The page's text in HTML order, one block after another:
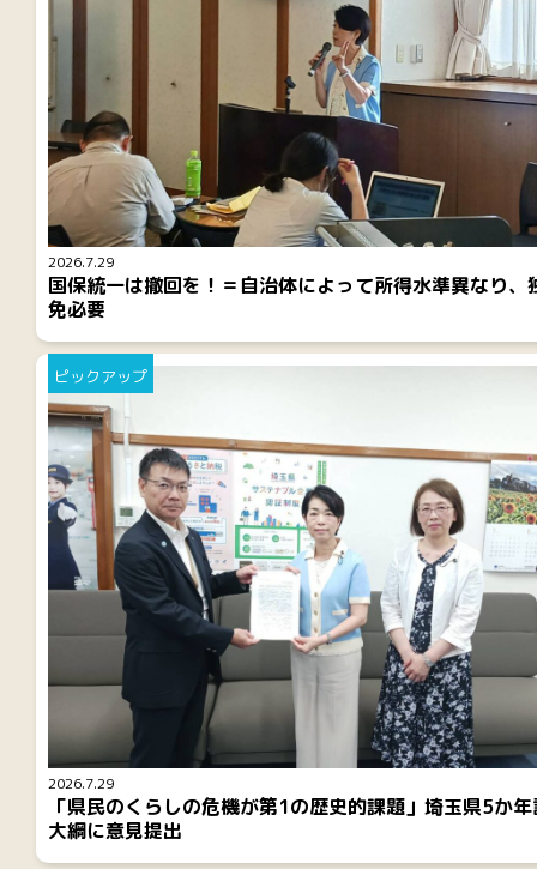
2026.7.29
国保統一は撤回を！＝自治体によって所得水準異なり、
免必要
2026.7.29
ピックアップ
「県民のくらしの危機が第1の歴史的課題」埼玉県5か
大綱に意見提出